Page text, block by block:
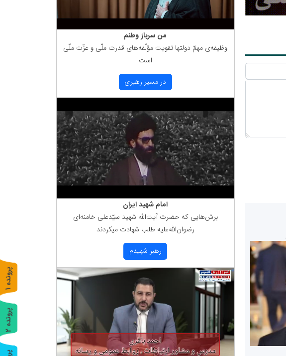
من سرباز وطنم
وظیفه‌ی مهمّ دولتها تقویت مؤلّفه‌های قدرت ملّی و عزّت ملّی
است
در مسیر رهبری
امام شهید ایران
برش‌هایی كه حضرت آیت‌الله شهید سیّدعلی خامنه‌ای
رضوان‌الله‌علیه طلب شهادت میكردند
رهبر شهیدم
پ
ر
و
ن
د
ه
1
پ
ر
و
ن
د
ه
2